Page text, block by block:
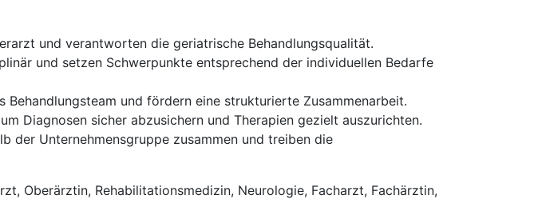
und verantworten die geriatrische Behandlungsqualität.
und setzen Schwerpunkte entsprechend der individuellen Bedarfe
und fördern eine strukturierte Zusammenarbeit.
Diagnosen sicher abzusichern und Therapien gezielt auszurichten.
der Unternehmensgruppe zusammen und treiben die
Oberärztin, Rehabilitationsmedizin, Neurologie, Facharzt, Fachärztin,